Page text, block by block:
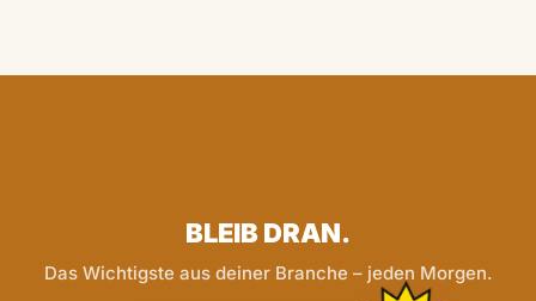
BLEIB DRAN.
Das Wichtigste aus deiner Branche – jeden Morgen.